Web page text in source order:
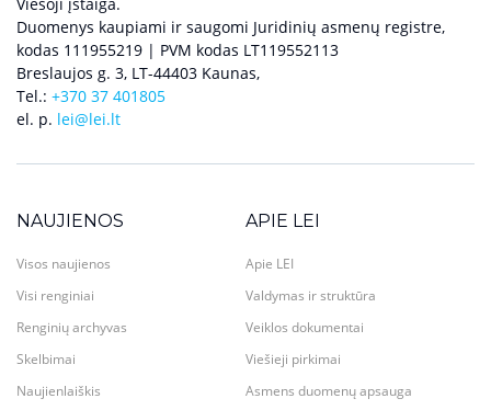
Duomenys kaupiami ir saugomi Juridinių asmenų registre,
kodas 111955219 | PVM kodas LT119552113
Breslaujos g. 3, LT-44403 Kaunas,
Tel.: +370 37 401805
el. p. lei@lei.lt
NAUJIENOS
Visos naujienos
Visi renginiai
Renginių archyvas
Skelbimai
Naujienlaiškis
APIE LEI
Apie LEI
Valdymas ir struktūra
Veiklos dokumentai
Viešieji pirkimai
Asmens duomenų apsauga